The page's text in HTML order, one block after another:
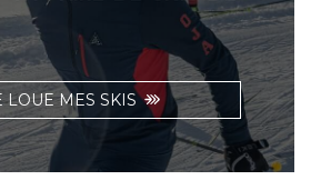
LOUE MES SKIS